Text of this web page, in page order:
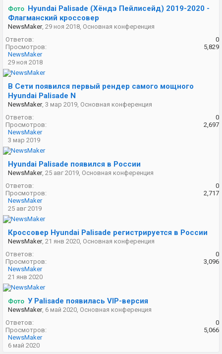
Фото Hyundai Palisade (Хёндэ Пейлисейд) 2019-2020 -
Флагманский кроссовер
NewsMaker, 29 ноя 2018 Основная конференция
Ответов:
0
Просмотров:
5,829
NewsMaker
29 ноя 2018
В Сети появился первый рендер самого мощного
Hyundai Palisade N
NewsMaker, 3 мар 2019 Основная конференция
Ответов:
0
Просмотров:
2,697
NewsMaker
3 мар 2019
Hyundai Palisade появился в России
NewsMaker, 25 авг 2019 Основная конференция
Ответов:
0
Просмотров:
2,717
NewsMaker
25 авг 2019
Кроссовер Hyundai Palisade регистрируется в России
NewsMaker, 21 янв 2020 Основная конференция
Ответов:
0
Просмотров:
3,096
NewsMaker
21 янв 2020
Фото У Palisade появилась VIP-версия
NewsMaker, 6 май 2020 Основная конференция
Ответов:
0
Просмотров:
5,066
NewsMaker
6 май 2020